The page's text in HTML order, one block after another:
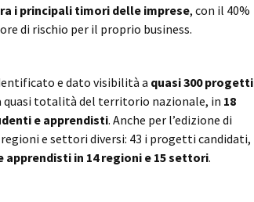
i principali timori delle imprese, con il 40%
di rischio per il proprio business.
e dato visibilità a quasi 300 progetti
totalità del territorio nazionale, in 18
e apprendisti. Anche per l’edizione di
e settori diversi: 43 i progetti candidati,
apprendisti in 14 regioni e 15 settori.